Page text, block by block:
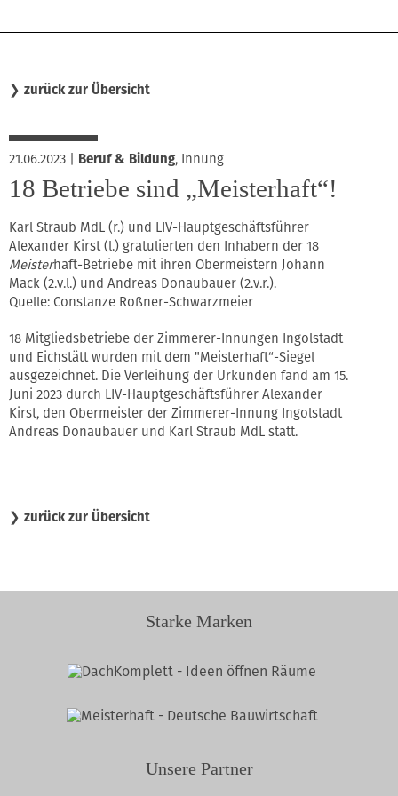
❯ zurück zur Übersicht
21.06.2023 Beruf & Bildung, Innung
18 Betriebe sind „Meisterhaft“!
Karl Straub MdL (r.) und LIV-Hauptgeschäftsführer
Alexander Kirst (l.) gratulierten den Inhabern der 18
Meisterhaft-Betriebe mit ihren Obermeistern Johann
Mack (2.v.l.) und Andreas Donaubauer (2.v.r.).
Quelle: Constanze Roßner-Schwarzmeier
18 Mitgliedsbetriebe der Zimmerer-Innungen Ingolstadt
und Eichstätt wurden mit dem "Meisterhaft“-Siegel
ausgezeichnet. Die Verleihung der Urkunden fand am 15.
Juni 2023 durch LIV-Hauptgeschäftsführer Alexander
Kirst, den Obermeister der Zimmerer-Innung Ingolstadt
Andreas Donaubauer und Karl Straub MdL statt.
❯ zurück zur Übersicht
Starke Marken
Unsere Partner